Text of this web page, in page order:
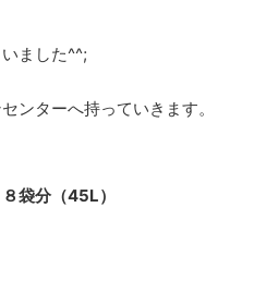
ました^^;
ンターへ持っていきます。
袋分（45L）